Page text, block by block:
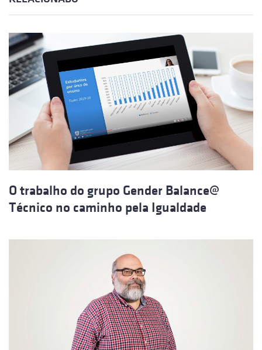
O trabalho do grupo Gender Balance@
Técnico no caminho pela Igualdade